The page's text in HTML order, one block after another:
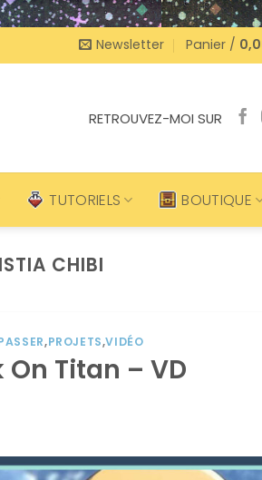
Newsletter Panier /
RETROUVEZ-MOI SUR
TUTORIELS BOUTIQUE
CHIBI
,PROJETS,VIDÉO
Titan – VD